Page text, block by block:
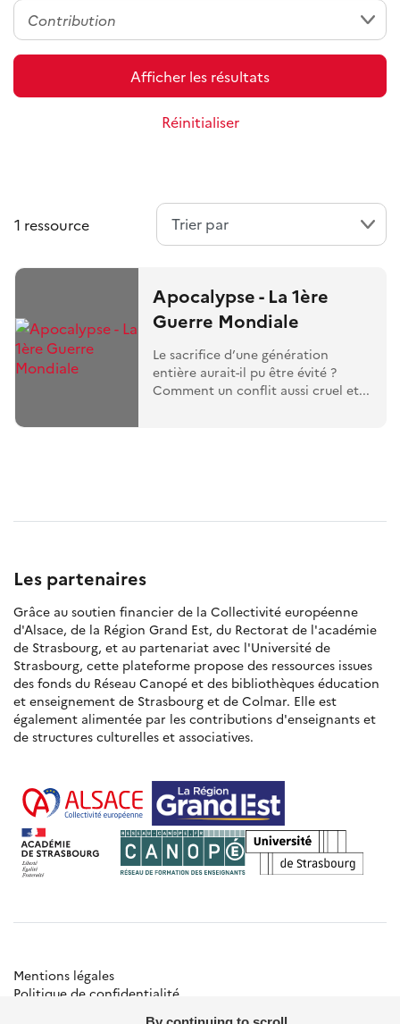
Afficher les résultats
Réinitialiser
1 ressource
Apocalypse - La 1ère
Guerre Mondiale
Le sacrifice d’une génération
entière aurait-il pu être évité ?
Comment un conflit aussi cruel et...
Les partenaires
Grâce au soutien financier de la Collectivité européenne
d'Alsace, de la Région Grand Est, du Rectorat de l'académie
de Strasbourg, et au partenariat avec l'Université de
Strasbourg, cette plateforme propose des ressources issues
des fonds du Réseau Canopé et des bibliothèques éducation
et enseignement de Strasbourg et de Colmar. Elle est
également alimentée par les contributions d'enseignants et
de structures culturelles et associatives.
Mentions légales
Politique de confidentialité